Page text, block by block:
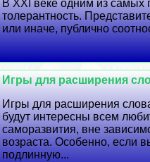
В XXI веке одним из самых
толерантность.
или иначе, публично
Игры для расширения
Игры для расширения
будут интересны всем
саморазвития, вне
возраста. Особенно, если
подлинную...